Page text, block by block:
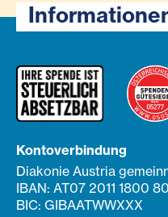
Kontoverbindung
Diakonie Austria
IBAN: AT07 2011 1800
BIC: GIBAATWWXXX